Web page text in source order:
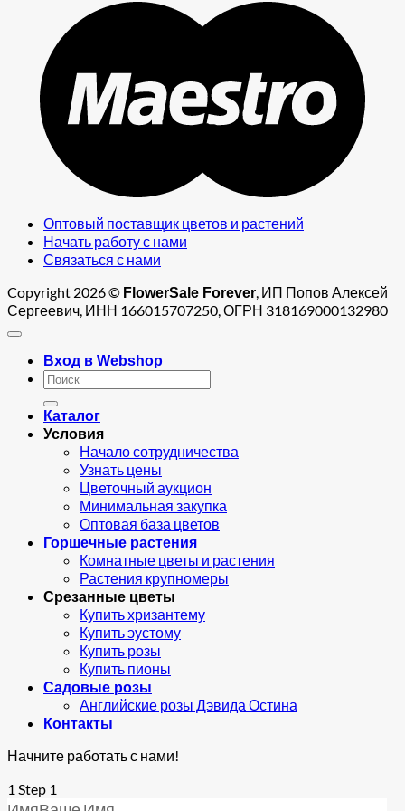
Оптовый поставщик цветов и растений
Начать работу с нами
Связаться с нами
Copyright 2026 © FlowerSale Forever , ИП Попов Алексей
Сергеевич, ИНН 166015707250, ОГРН 318169000132980
Вход в Webshop
Искать:
Каталог
Условия
Начало сотрудничества
Узнать цены
Цветочный аукцион
Минимальная закупка
Оптовая база цветов
Горшечные растения
Комнатные цветы и растения
Растения крупномеры
Срезанные цветы
Купить хризантему
Купить эустому
Купить розы
Купить пионы
Садовые розы
Английские розы Дэвида Остина
Контакты
Начните работать с нами!
1 Step 1